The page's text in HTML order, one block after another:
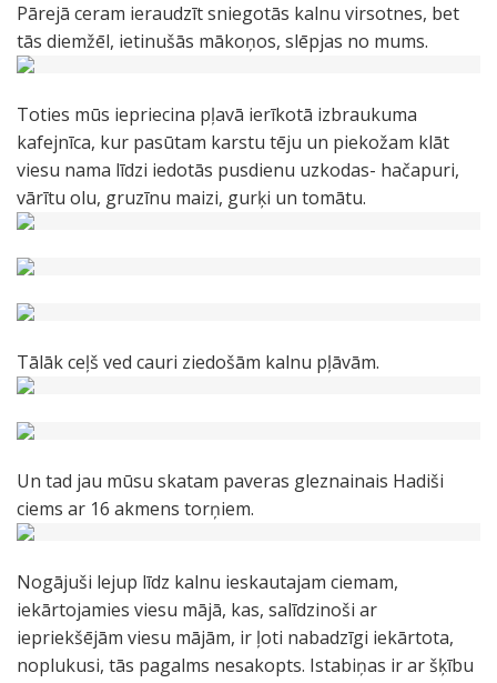
Pārejā ceram ieraudzīt sniegotās kalnu virsotnes, bet
tās diemžēl, ietinušās mākoņos, slēpjas no mums.
Toties mūs iepriecina pļavā ierīkotā izbraukuma
kafejnīca, kur pasūtam karstu tēju un piekožam klāt
viesu nama līdzi iedotās pusdienu uzkodas- hačapuri,
vārītu olu, gruzīnu maizi, gurķi un tomātu.
Tālāk ceļš ved cauri ziedošām kalnu pļāvām.
Un tad jau mūsu skatam paveras gleznainais Hadiši
ciems ar 16 akmens torņiem.
Nogājuši lejup līdz kalnu ieskautajam ciemam,
iekārtojamies viesu mājā, kas, salīdzinoši ar
iepriekšējām viesu mājām, ir ļoti nabadzīgi iekārtota,
noplukusi, tās pagalms nesakopts. Istabiņas ir ar šķību